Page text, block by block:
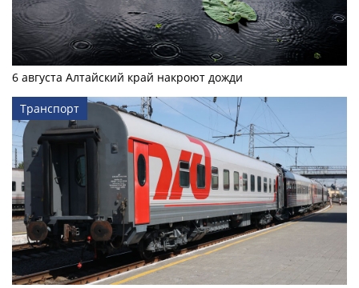
6 августа Алтайский край накроют дожди
Транспорт